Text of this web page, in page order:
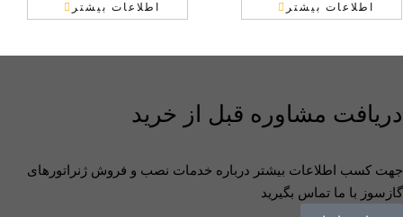
اطلاعات بیشتر اطلاعات بیشتر
دریافت مشاوره قبل از خرید
جهت کسب اطلاعات بیشتر درباره خدمات نصب و فروش ژنراتورهای
گازسوز با ما تماس بگیرید